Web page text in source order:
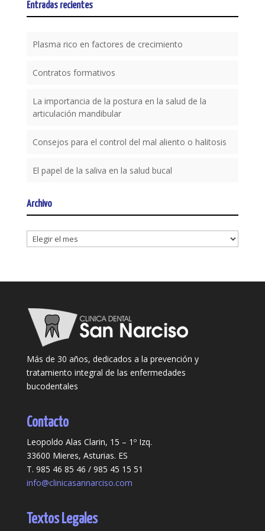
Entradas recientes
Plasma rico en factores de crecimiento
Contratos formativos
La importancia de la postura en la salud de la
articulación mandibular
Consejos para el control del mal aliento o halitosis
El papel de la saliva en la salud bucal
Archivo
Archivo
Más de 30 años, dedicados a la prevención y
tratamiento integral de las enfermedades
bucodentales
Contacto
Leopoldo Alas Clarin, 15 – 1º Izq.
33600 Mieres, Asturias. ES
T. 985 46 85 46 / 985 45 15 51
info@clinicasannarciso.com
Textos Legales